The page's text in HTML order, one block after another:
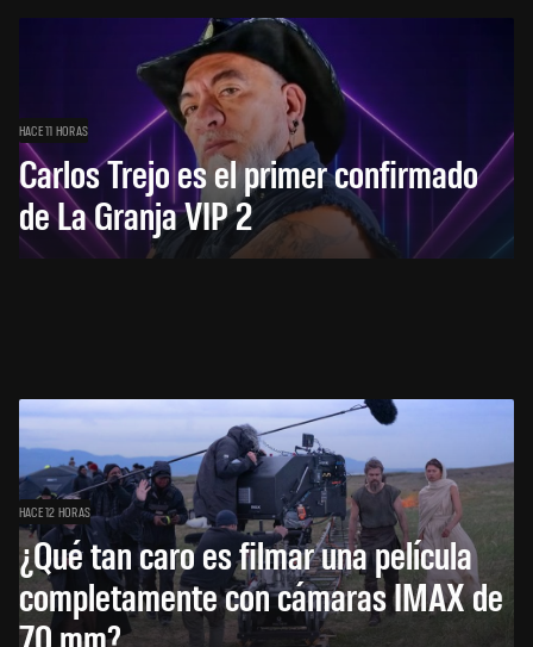
HACE 11 HORAS
Carlos Trejo es el primer confirmado
de La Granja VIP 2
HACE 12 HORAS
¿Qué tan caro es filmar una película
completamente con cámaras IMAX de
70 mm?